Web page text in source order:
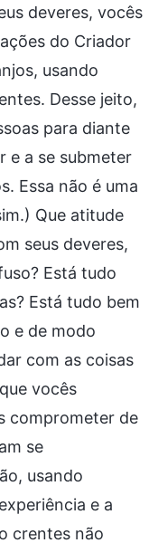
deveres, vocês
do Criador
usando
Desse jeito,
para diante
e a se submeter
Essa não é uma
Que atitude
seus deveres,
Está tudo
Está tudo bem
e de modo
com as coisas
vocês
comprometer de
se
usando
e a
crentes não